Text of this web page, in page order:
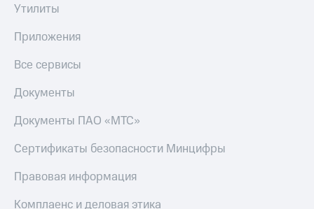
Утилиты
Приложения
Все сервисы
Документы
Документы ПАО «МТС»
Сертификаты безопасности Минцифры
Правовая информация
Комплаенс и деловая этика